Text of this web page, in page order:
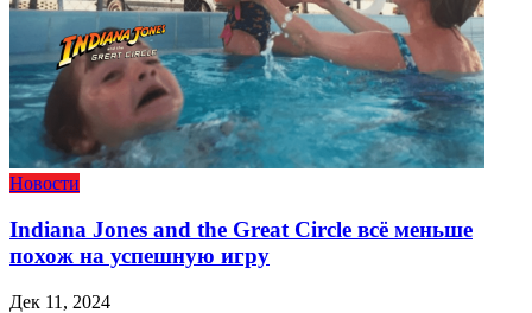
Новости
Indiana Jones and the Great Circle всё меньше
похож на успешную игру
Дек 11, 2024